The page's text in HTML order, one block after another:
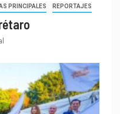
PRINCIPALES REPORTAJES